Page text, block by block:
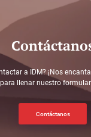
a IDM? ¡Nos
llenar nuestro
Contáctanos